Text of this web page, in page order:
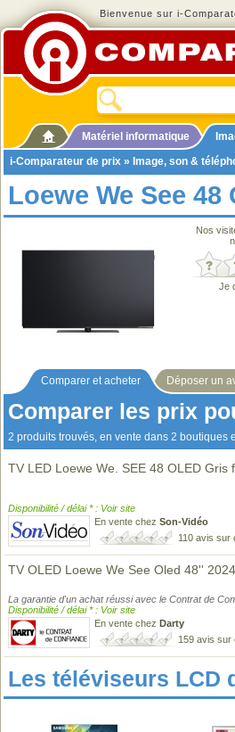
Bienvenue sur i-
Matériel informatique
i-Comparateur de prix » Image, son &
Loewe We See 48
Nos
Je
Comparer et acheter Déposer un
Comparer les prix
2 produits trouvés, en vente dans 2 boutiques
TV LED Loewe We. SEE 48 OLED Gris
Disponibilité / délai * : Voir site
En vente chez Son-Vidéo
110 avis sur
TV OLED Loewe We See Oled 48''
La garantie d'un achat réussi avec le Contrat de
Disponibilité / délai * : Voir site
En vente chez Darty
159 avis sur
Les téléviseurs LCD